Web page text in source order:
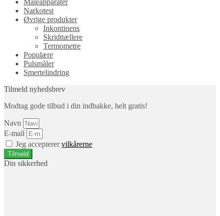
Narkotest
Øvrige produkter
Inkontinens
Skridttællere
Termometre
Populære
Pulsmåler
Smertelindring
Tilmeld nyhedsbrev
Modtag gode tilbud i din indbakke, helt gratis!
Navn
E-mail
Jeg accepterervilkårerne
Tilmeld
Din sikkerhed